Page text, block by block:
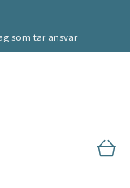
som tar ansvar